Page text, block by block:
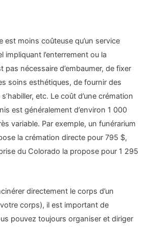
est moins coûteuse qu’un service
impliquant l’enterrement ou la
pas nécessaire d’embaumer, de fixer
soins esthétiques, de fournir des
etc. Le coût d’une crémation
est généralement d’environ 1 000
variable. Par exemple, un funérarium
la crémation directe pour 795 $,
du Colorado la propose pour 1 295
directement le corps d’un
corps), il est important de
pouvez toujours organiser et diriger